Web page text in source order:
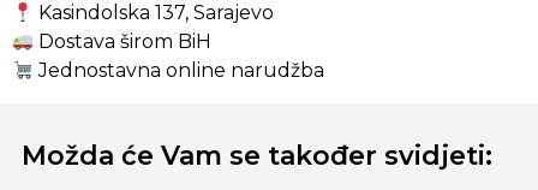
Kasindolska 137, Sarajevo
Dostava širom BiH
Jednostavna online narudžba
Možda će Vam se također svidjeti: